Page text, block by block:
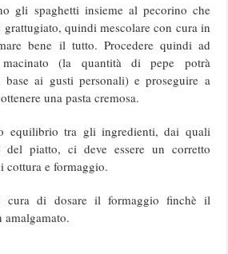
gli spaghetti insieme al pecorino che
grattugiato, quindi mescolare con cura in
bene il tutto. Procedere quindi ad
(la quantità di pepe potrà
ai gusti personali) e proseguire a
una pasta cremosa.
equilibrio tra gli ingredienti, dai quali
del piatto, ci deve essere un corretto
cottura e formaggio.
cura di dosare il formaggio finchè il
amalgamato.